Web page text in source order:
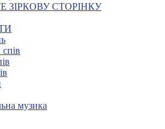
ЗІРКОВУ СТОРІНКУ
музика